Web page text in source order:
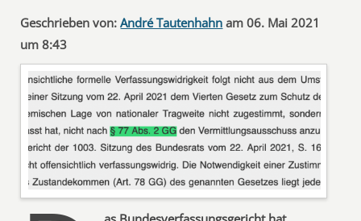
Geschrieben von: André Tautenhahn am 06. Mai 2021
um 8:43